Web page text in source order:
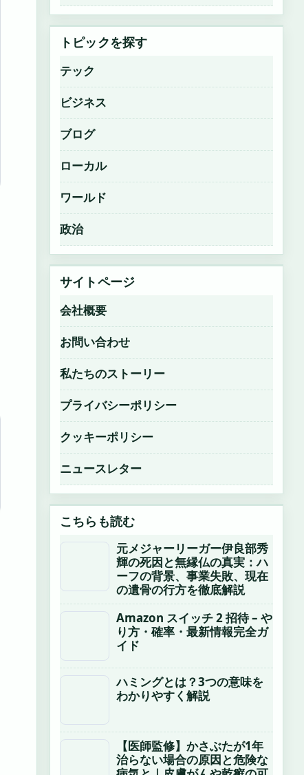
トピックを探す
テック
ビジネス
ブログ
ローカル
ワールド
政治
サイトページ
会社概要
お問い合わせ
私たちのストーリー
プライバシーポリシー
クッキーポリシー
ニュースレター
こちらも読む
元メジャーリーガー伊良部秀
輝の死因と無縁仏の真実：ハ
ーフの背景、事業失敗、現在
の遺骨の行方を徹底解説
Amazon スイッチ 2 招待 – や
り方・確率・最新情報完全ガ
イド
ハミングとは？3つの意味を
わかりやすく解説
【医師監修】かさぶたが1年
治らない場合の原因と危険な